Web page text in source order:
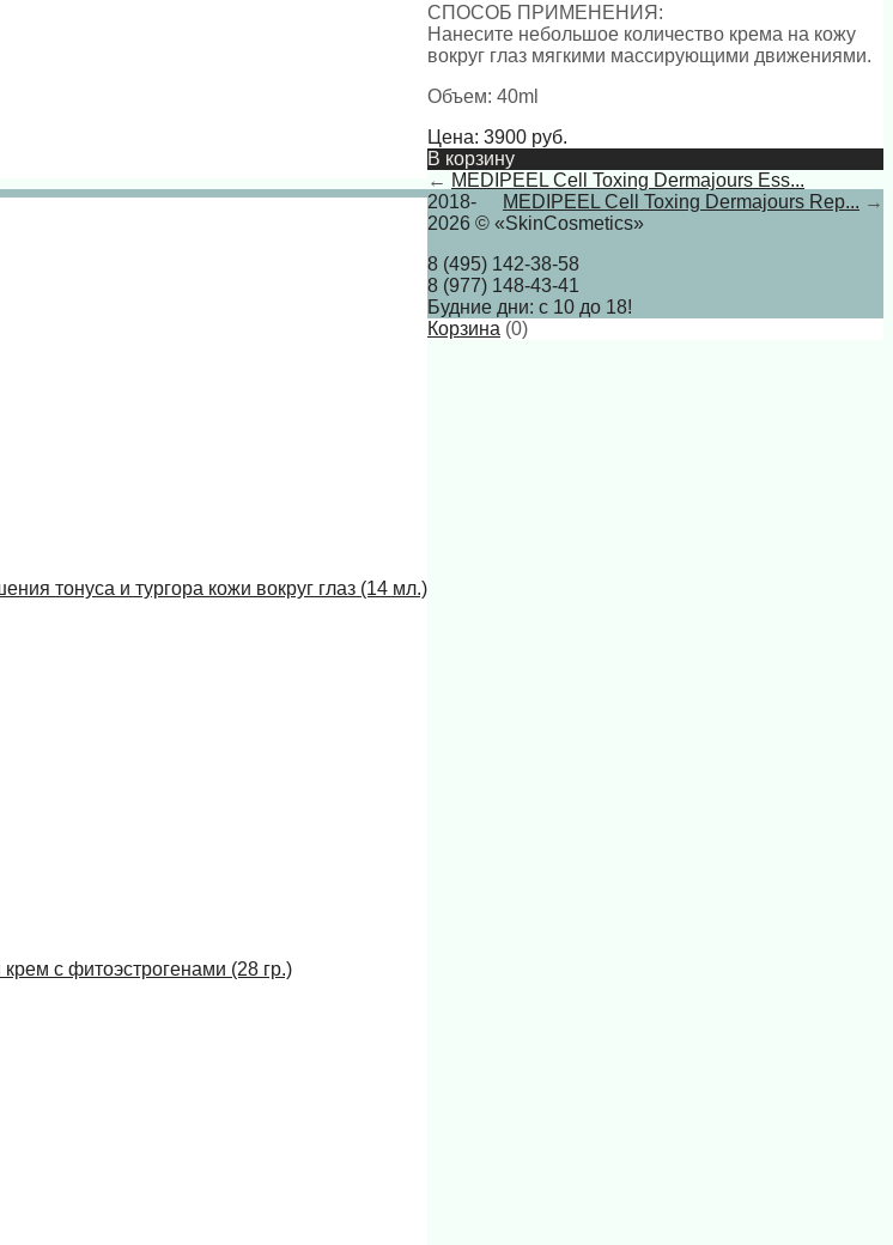
тонуса и тургора кожи вокруг глаз (14 мл.)
с фитоэстрогенами (28 гр.)
СПОСОБ ПРИМЕНЕНИЯ:
Нанесите небольшое количество крема на кожу
вокруг глаз мягкими массирующими движениями.
Объем: 40ml
Цена: 3900 руб.
В корзину
← MEDIPEEL Cell Toxing Dermajours Ess...
MEDIPEEL Cell Toxing Dermajours Rep... →
2018-
2026 © «SkinCosmetics»
8 (495) 142-38-58
8 (977) 148-43-41
Будние дни: с 10 до 18!
Корзина (0)